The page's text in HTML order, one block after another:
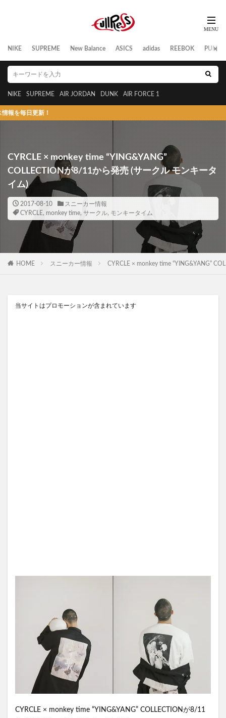
NIKE SUPREME New Balance ASICS adidas REEBOK PUMA
NIKE SUPREME AIR JORDAN DUNK AIR FORCE 1
新！
CYRCLE × monkey time “YING&YANG”
COLLECTIONが8/11から発売 (サークル モンキータ
イム)
2017-08-10
スニーカー情報
CYRCLE, monkey time, サークル, モンキータイム
HOME スニーカー情報 CYRCLE × monkey time “YING&YANG”
当サイトはプロモーションが含まれています
CYRCLE × monkey time “YING&YANG” COLLECTIONが8/11